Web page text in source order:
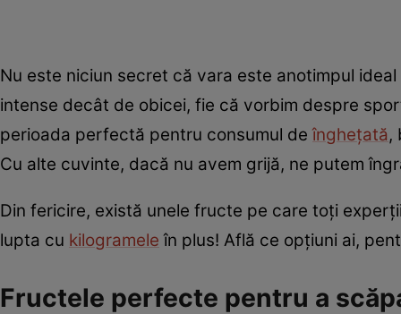
Nu este niciun secret că vara este anotimpul
intense decât de obicei, fie că vorbim despre
perioada perfectă pentru consumul deînghețată,
Cu alte cuvinte, dacă nu avem grijă, ne putem
Din fericire, există unele fructe pe care toți
lupta cu kilogramele în plus! Află ce opțiuni ai,
Fructele perfecte pentru a